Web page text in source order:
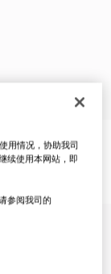
系列磁性绳项链
用情况，协助我司
续使用本网站，即
参阅我司的